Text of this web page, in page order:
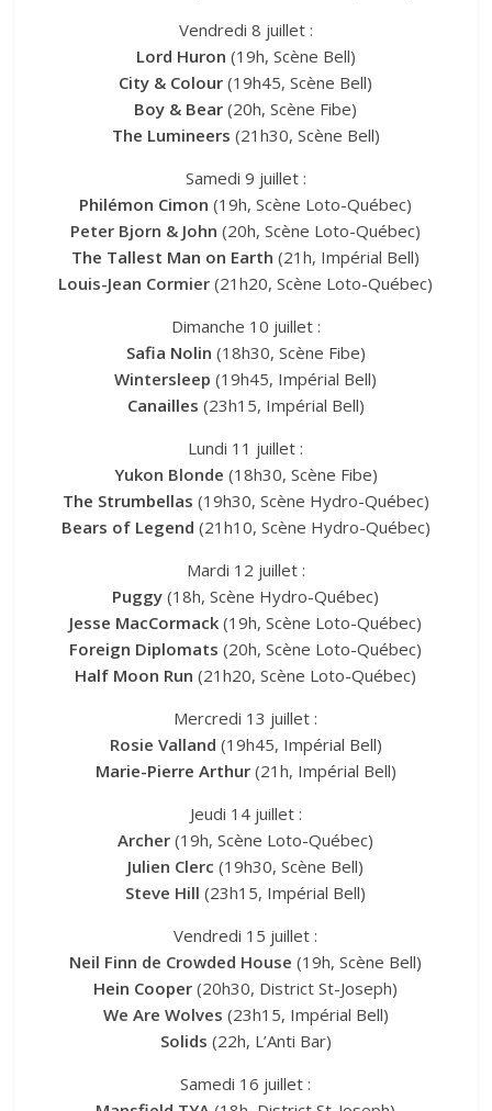
Vendredi 8 juillet :
Lord Huron (19h, Scène Bell)
City & Colour (19h45, Scène Bell)
Boy & Bear (20h, Scène Fibe)
The Lumineers (21h30, Scène Bell)
Samedi 9 juillet :
Philémon Cimon (19h, Scène Loto-Québec)
Peter Bjorn & John (20h, Scène Loto-Québec)
The Tallest Man on Earth (21h, Impérial Bell)
Louis-Jean Cormier (21h20, Scène Loto-Québec)
Dimanche 10 juillet :
Safia Nolin (18h30, Scène Fibe)
Wintersleep (19h45, Impérial Bell)
Canailles (23h15, Impérial Bell)
Lundi 11 juillet :
Yukon Blonde (18h30, Scène Fibe)
The Strumbellas (19h30, Scène Hydro-Québec)
Bears of Legend (21h10, Scène Hydro-Québec)
Mardi 12 juillet :
Puggy (18h, Scène Hydro-Québec)
Jesse MacCormack (19h, Scène Loto-Québec)
Foreign Diplomats (20h, Scène Loto-Québec)
Half Moon Run(21h20, Scène Loto-Québec)
Mercredi 13 juillet :
Rosie Valland (19h45, Impérial Bell)
Marie-Pierre Arthur(21h, Impérial Bell)
Jeudi 14 juillet :
Archer (19h, Scène Loto-Québec)
Julien Clerc (19h30, Scène Bell)
Steve Hill (23h15, Impérial Bell)
Vendredi 15 juillet :
Neil Finn de Crowded House (19h, Scène Bell)
Hein Cooper (20h30, District St-Joseph)
We Are Wolves (23h15, Impérial Bell)
Solids (22h, L’Anti Bar)
Samedi 16 juillet :